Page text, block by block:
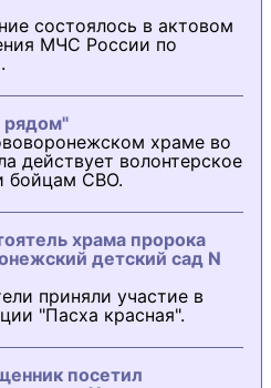
состоялось в актовом
МЧС России по
рядом"
храме во
действует волонтерское
бойцам СВО.
храма пророка
детский сад N
приняли участие в
"Пасха красная".
посетил